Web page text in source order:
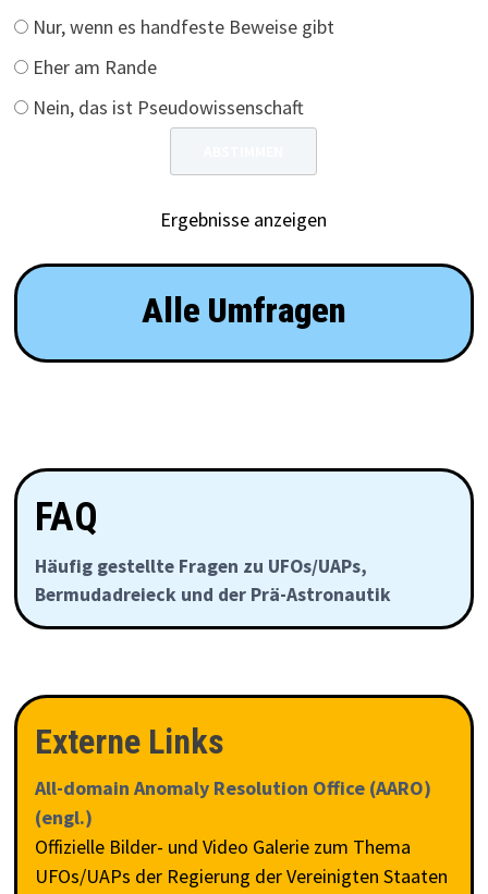
Nur, wenn es handfeste Beweise gibt
Eher am Rande
Nein, das ist Pseudowissenschaft
Ergebnisse anzeigen
Alle Umfragen
FAQ
Häufig gestellte Fragen zu UFOs/UAPs,
Bermudadreieck und der Prä-Astronautik
Externe Links
All-domain Anomaly Resolution Office (AARO)
(engl.)
Offizielle Bilder- und Video Galerie zum Thema
UFOs/UAPs der Regierung der Vereinigten Staaten